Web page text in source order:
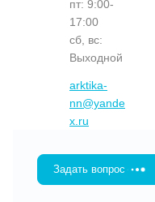
пт: 9:00-
17:00
сб, вс:
Выходной
arktika-
nn@yande
x.ru
Задать вопрос